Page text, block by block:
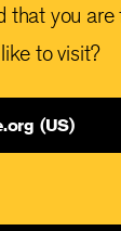
that you
to visit?
(US)